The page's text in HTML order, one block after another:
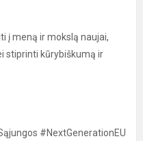
į meną ir mokslą naujai,
stiprinti kūrybiškumą ir
#NextGenerationEU